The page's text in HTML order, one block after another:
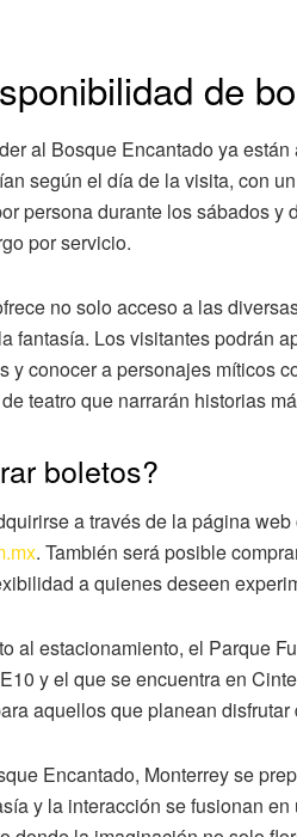
de
al Bosque Encantado ya
según el día de la visita, con
persona durante los sábados
por servicio.
no solo acceso a las
fantasía. Los visitantes podrán
y conocer a personajes míticos
teatro que narrarán historias
boletos?
a través de la página
. También será posible
a quienes deseen
al estacionamiento, el Parque
y el que se encuentra en
aquellos que planean
Encantado, Monterrey se
y la interacción se fusionan